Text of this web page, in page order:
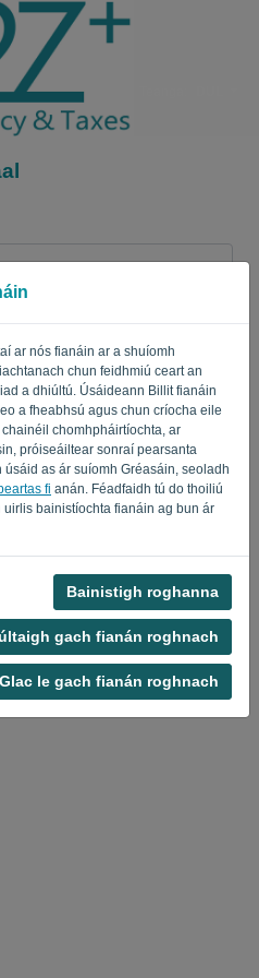
ar nós fianáin ar a shuíomh
chun feidhmiú ceart an
a dhiúltú. Úsáideann Billit fianáin
a fheabhsú agus chun críocha eile
chomhpháirtíochta, ar
próiseáiltear sonraí pearsanta
as ár suíomh Gréasáin, seoladh
fi anán. Féadfaidh tú do thoiliú
bainistíochta fianáin ag bun ár
Bainistigh roghanna
gach fianán roghnach
Glac le gach fianán roghnach
Pasfhocal dearmadta?
ISTEACH
agus Coinníollacha